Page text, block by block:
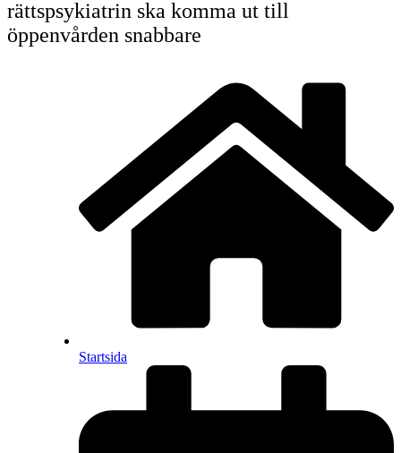
rättspsykiatrin ska komma ut till
öppenvården snabbare
Startsida